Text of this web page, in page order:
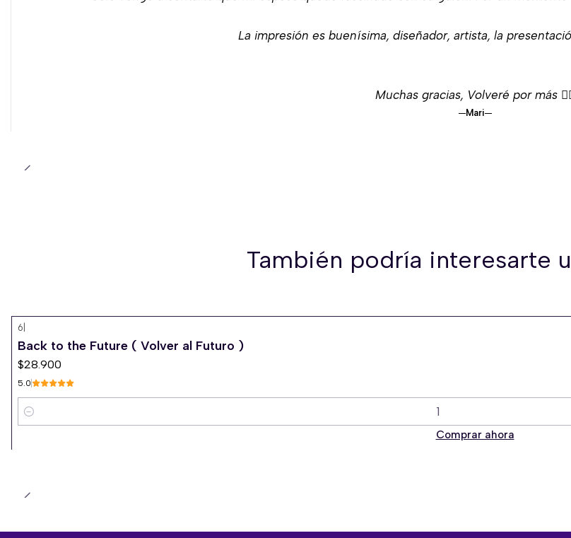
La impresión es buenísima, diseñador, artista, la
Muchas gracias, Volveré por más
Mari
También podría interesarte
6
Back to the Future ( Volver al Futuro )
$28.900
5.0
Cantidad
Comprar ahora